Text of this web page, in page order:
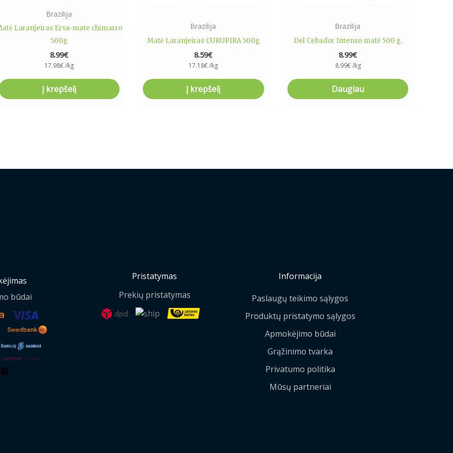
Brazilija
Laranjeiras Erva-mate chimarro
500g
8.99€
17.98€/kg
Į krepšelį
Brazilija
Matė Laranjeiras CURUPIRA 500g
8.59€
17.18€/kg
Į krepšelį
Brazilija
Del Cebador Intenso matė 500 g.
8.99€
8.99€/kg
Daugiau
būdai
Pristatymas
Prekių pristatymas
Informacija
Paslaugų teikimo sąlygos
Produktų pristatymo sąlygos
Apmokėjimo būdai
Grąžinimo tvarka
Privatumo politika
Mūsų partneriai